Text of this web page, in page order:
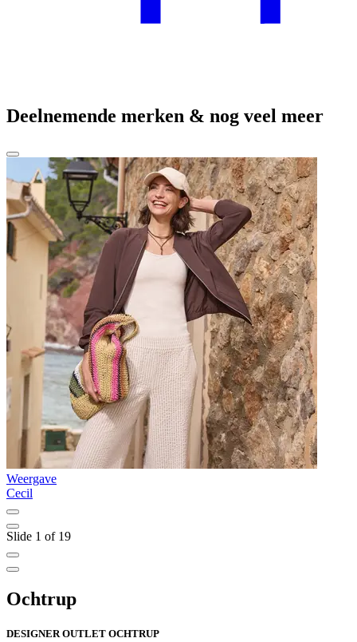
Deelnemende merken & nog veel meer
Weergave
Cecil
Slide 1 of 19
Ochtrup
DESIGNER OUTLET OCHTRUP